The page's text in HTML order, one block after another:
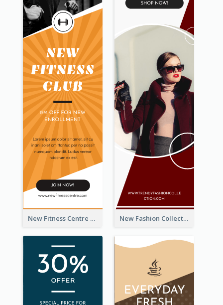
New Fitness Centre Opening Wide Skyscraper Banner New Fashion Collection Sale Wide Skyscraper Banner